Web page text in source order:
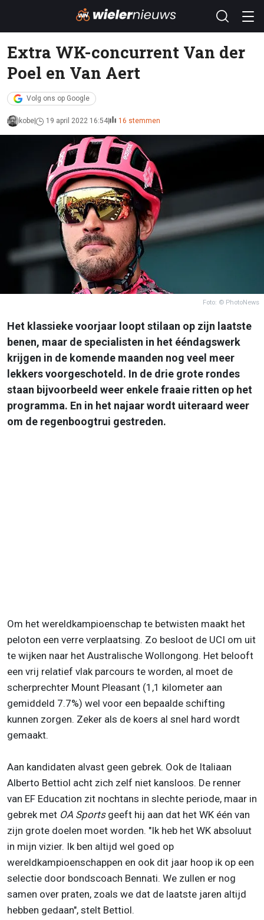
Extra WK-concurrent Van der
Poel en Van Aert
Volg ons op Google
kobe 19 april 2022 16:54 16 stemmen
Foto: © PhotoNews
Het klassieke voorjaar loopt stilaan op zijn laatste
benen, maar de specialisten in het ééndagswerk
krijgen in de komende maanden nog veel meer
lekkers voorgeschoteld. In de drie grote rondes
staan bijvoorbeeld weer enkele fraaie ritten op het
programma. En in het najaar wordt uiteraard weer
om de regenboogtrui gestreden.
Om het wereldkampioenschap te betwisten maakt het
peloton een verre verplaatsing. Zo besloot de UCI om uit
te wijken naar het Australische Wollongong. Het belooft
een vrij relatief vlak parcours te worden, al moet de
scherprechter Mount Pleasant (1,1 kilometer aan
gemiddeld 7.7%) wel voor een bepaalde schifting
kunnen zorgen. Zeker als de koers al snel hard wordt
gemaakt.
Aan kandidaten alvast geen gebrek. Ook de Italiaan
Alberto Bettiol acht zich zelf niet kansloos. De renner
van EF Education zit nochtans in slechte periode, maar in
gebrek met OA Sportsgeeft hij aan dat het WK één van
zijn grote doelen moet worden. "Ik heb het WK absoluut
in mijn vizier. Ik ben altijd wel goed op
wereldkampioenschappen en ook dit jaar hoop ik op een
selectie door bondscoach Bennati. We zullen er nog
samen over praten, zoals we dat de laatste jaren altijd
hebben gedaan", stelt Bettiol.